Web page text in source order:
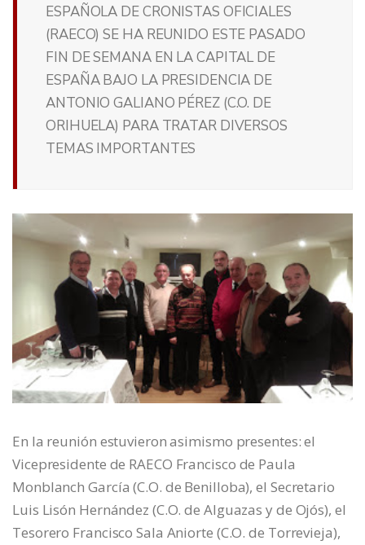
ESPAÑOLA DE CRONISTAS OFICIALES
(RAECO) SE HA REUNIDO ESTE PASADO
FIN DE SEMANA EN LA CAPITAL DE
ESPAÑA BAJO LA PRESIDENCIA DE
ANTONIO GALIANO PÉREZ (C.O. DE
ORIHUELA) PARA TRATAR DIVERSOS
TEMAS IMPORTANTES
En la reunión estuvieron asimismo presentes: el
Vicepresidente de RAECO Francisco de Paula
Monblanch García (C.O. de Benilloba), el Secretario
Luis Lisón Hernández (C.O. de Alguazas y de Ojós), el
Tesorero Francisco Sala Aniorte (C.O. de Torrevieja),